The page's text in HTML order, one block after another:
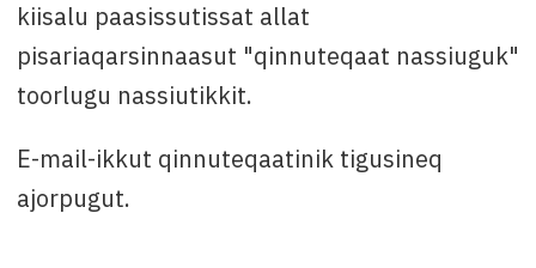
kiisalu paasissutissat allat
pisariaqarsinnaasut "qinnuteqaat nassiuguk"
toorlugu nassiutikkit.
E-mail-ikkut qinnuteqaatinik tigusineq
ajorpugut.